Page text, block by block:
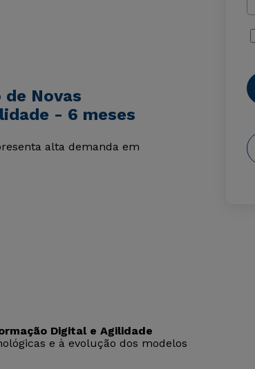
Novas
- 6 meses
alta demanda em
Digital e Agilidade
e à evolução dos modelos